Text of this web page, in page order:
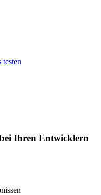
testen
Ihren Entwicklern